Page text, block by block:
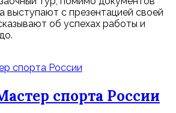
выступают с презентацией своей
об успехах работы и
спорта России